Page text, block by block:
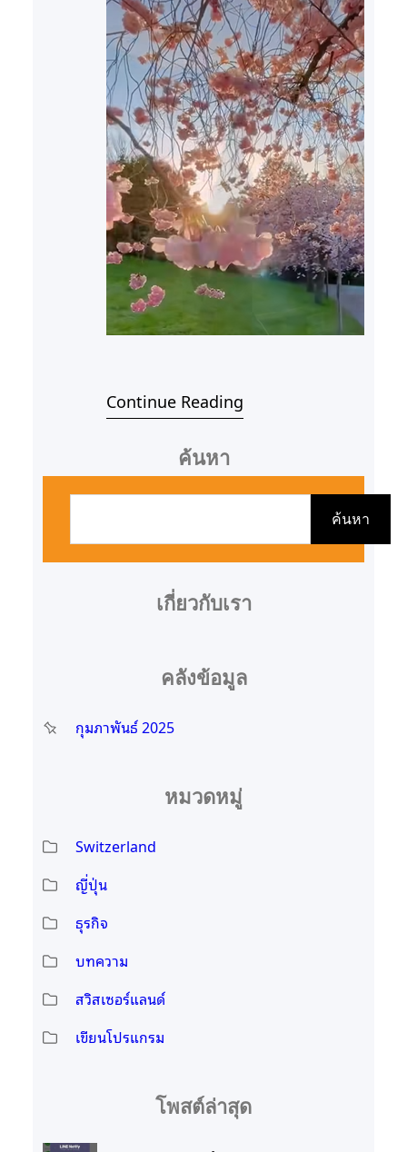
Continue Reading
ค้นหา
ค้นหา
เกี่ยวกับเรา
คลังข้อมูล
กุมภาพันธ์ 2025
หมวดหมู่
Switzerland
ญี่ปุ่น
ธุรกิจ
บทความ
สวิสเซอร์แลนด์
เขียนโปรแกรม
โพสต์ล่าสุด